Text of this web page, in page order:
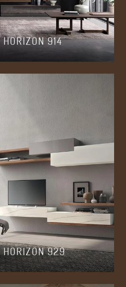
914
HORIZON 929